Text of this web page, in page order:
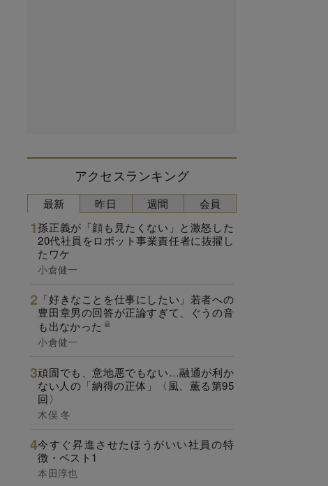
アクセスランキング
最新
孫正義が「顔も見たくない」と激怒した
20代社員をロボット事業責任者に抜擢し
たワケ
小倉健一
「好きなことを仕事にしたい」若者への
豊田章男の回答が正論すぎて、ぐうの音
も出なかった
小倉健一
頑固でも、意地悪でもない…融通が利か
ない人の「納得の正体」〈風、薫る第95
回〉
木俣 冬
今すぐ昇進させたほうがいい社員の特
徴・ベスト1
本田淳也
昨日 週間 会員